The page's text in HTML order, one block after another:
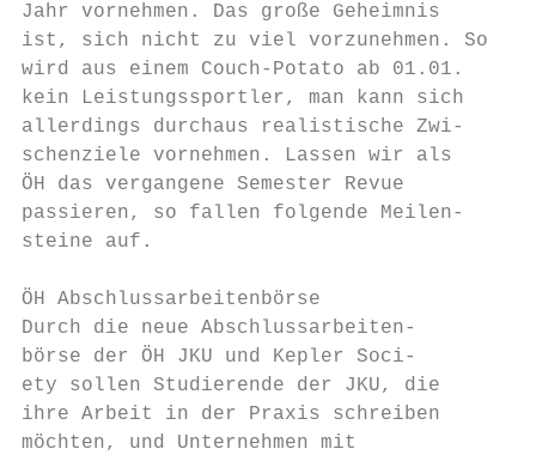
Jahr vornehmen. Das große Geheimnis
ist, sich nicht zu viel vorzunehmen. So
wird aus einem Couch-Potato ab 01.01.
kein Leistungssportler, man kann sich
allerdings durchaus realistische Zwi-
schenziele vornehmen. Lassen wir
ÖH das vergangene Semester Revue
passieren, so fallen folgende Meilen-
steine auf.
ÖH Abschlussarbeitenbörse
Durch die neue Abschlussarbeiten-
börse der ÖH JKU und Kepler Soci-
ety sollen Studierende der JKU, die
ihre Arbeit in der Praxis schreiben
möchten, und Unternehmen mit